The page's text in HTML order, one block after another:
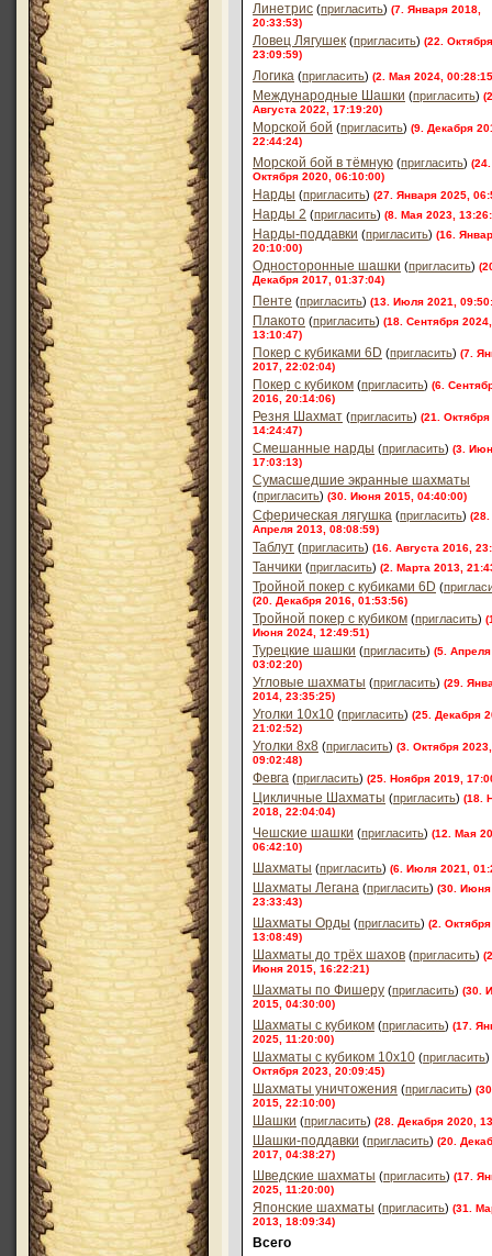
Линетрис (пригласить) (7. Января 2018,
20:33:53)
Ловец Лягушек (пригласить) (22.
23:09:59)
Логика (пригласить) (2. Мая 2024,
Международные Шашки (пригласить)
Августа 2022, 17:19:20)
Морской бой (пригласить) (9. Декабря
22:44:24)
Морской бой в тёмную (пригласить) (24.
Октября 2020, 06:10:00)
Нарды (пригласить) (27. Января 2025,
Нарды 2 (пригласить) (8. Мая 2023,
Нарды-поддавки (пригласить) (16.
20:10:00)
Односторонные шашки (пригласить)
Декабря 2017, 01:37:04)
Пенте (пригласить) (13. Июля 2021,
Плакото (пригласить) (18. Сентября 2024,
13:10:47)
Покер с кубиками 6D (пригласить) (7.
2017, 22:02:04)
Покер с кубиком (пригласить) (6.
2016, 20:14:06)
Резня Шахмат (пригласить) (21.
14:24:47)
Смешанные нарды (пригласить) (3.
17:03:13)
Сумасшедшие экранные шахматы
(пригласить) (30. Июня 2015, 04:40:00)
Сферическая лягушка (пригласить) (28.
Апреля 2013, 08:08:59)
Таблут (пригласить) (16. Августа 2016,
Танчики (пригласить) (2. Марта 2013,
Тройной покер с кубиками 6D (
(20. Декабря 2016, 01:53:56)
Тройной покер с кубиком (пригласить)
Июня 2024, 12:49:51)
Турецкие шашки (пригласить) (5.
03:02:20)
Угловые шахматы (пригласить) (29.
2014, 23:35:25)
Уголки 10х10 (пригласить) (25. Декабря
21:02:52)
Уголки 8х8 (пригласить) (3. Октября 2023,
09:02:48)
Февга (пригласить) (25. Ноября 2019,
Цикличные Шахматы (пригласить) (18.
2018, 22:04:04)
Чешские шашки (пригласить) (12. Мая
06:42:10)
Шахматы (пригласить) (6. Июля 2021,
Шахматы Легана (пригласить) (30. Июня
23:33:43)
Шахматы Орды (пригласить) (2.
13:08:49)
Шахматы до трёх шахов (пригласить)
Июня 2015, 16:22:21)
Шахматы по Фишеру (пригласить) (30.
2015, 04:30:00)
Шахматы с кубиком (пригласить) (17.
2025, 11:20:00)
Шахматы с кубиком 10х10 (пригласить)
Октября 2023, 20:09:45)
Шахматы уничтожения (пригласить)
2015, 22:10:00)
Шашки (пригласить) (28. Декабря 2020,
Шашки-поддавки (пригласить) (20.
2017, 04:38:27)
Шведские шахматы (пригласить) (17.
2025, 11:20:00)
Японские шахматы (пригласить) (31.
2013, 18:09:34)
Всего